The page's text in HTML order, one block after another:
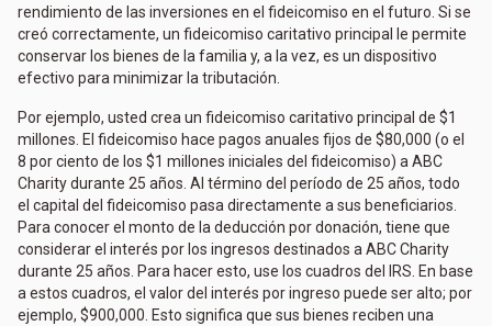
rendimiento de las inversiones en el fideicomiso en el futuro. Si se
creó correctamente, un fideicomiso caritativo principal le permite
conservar los bienes de la familia y, a la vez, es un dispositivo
efectivo para minimizar la tributación.
Por ejemplo, usted crea un fideicomiso caritativo principal de $1
millones. El fideicomiso hace pagos anuales fijos de $80,000 (o el
8 por ciento de los $1 millones iniciales del fideicomiso) a ABC
Charity durante 25 años. Al término del período de 25 años, todo
el capital del fideicomiso pasa directamente a sus beneficiarios.
Para conocer el monto de la deducción por donación, tiene que
considerar el interés por los ingresos destinados a ABC Charity
durante 25 años. Para hacer esto, use los cuadros del IRS. En base
a estos cuadros, el valor del interés por ingreso puede ser alto; por
ejemplo, $900,000. Esto significa que sus bienes reciben una